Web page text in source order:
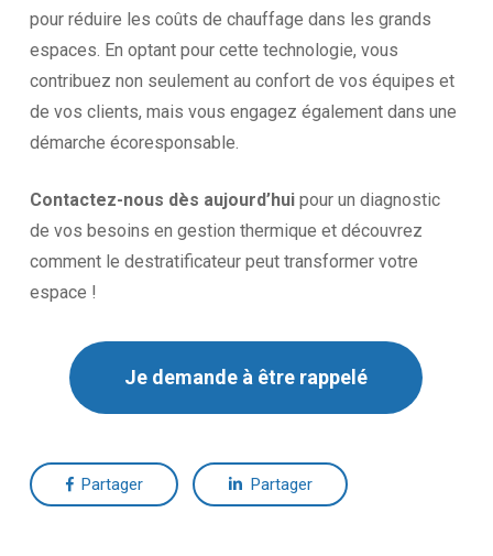
pour réduire les coûts de chauffage dans les grands
espaces. En optant pour cette technologie, vous
contribuez non seulement au confort de vos équipes et
de vos clients, mais vous engagez également dans une
démarche écoresponsable.
Contactez-nous dès aujourd’huipour un diagnostic
de vos besoins en gestion thermique et découvrez
comment le destratificateur peut transformer votre
espace !
Je demande à être rappelé
Partager Partager